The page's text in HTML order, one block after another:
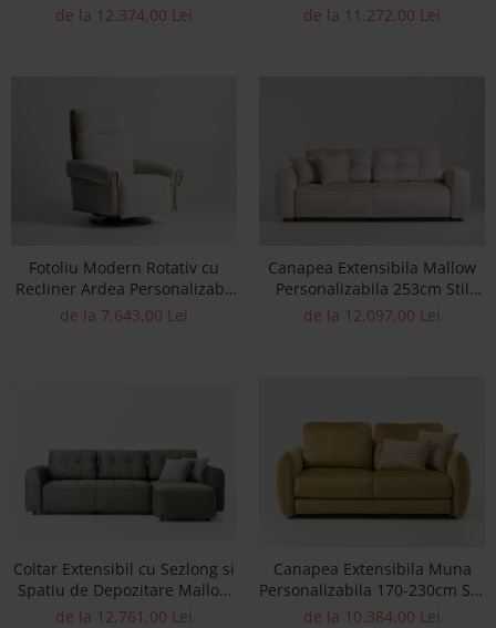
Personalizabil 260-290cm Stil
de la 12.374,00 Lei
Personalizabil 270-314cm Stil
de la 11.272,00 Lei
Fotoliu Modern Rotativ cu
Recliner Ardea Personalizabil
Stil Contemporan Cadru Lemn
de la 7.643,00 Lei
Canapea Extensibila Mallow
Personalizabila 253cm Stil
Contemporan Masiv Tapiterie
de la 12.097,00 Lei
Coltar Extensibil cu Sezlong si
Spatiu de Depozitare Mallow
Personalizabil 262-292cm Stil
de la 12.761,00 Lei
Canapea Extensibila Muna
Personalizabila 170-230cm Stil
Contemporan Tapiterie Stofa
de la 10.384,00 Lei